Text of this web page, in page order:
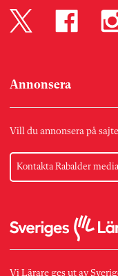
Annonsera
Vill du annonsera på
Kontakta Rabalder media
Vi Lärare ges ut av